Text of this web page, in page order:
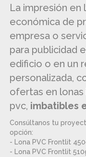
La impresión en
económica de
empresa o
para publicidad
edificio o en un
personalizada,
ofertas en lonas
pvc, imbatibles
Consúltanos tu
opción:
- Lona PVC Frontlit
- Lona PVC Frontlit